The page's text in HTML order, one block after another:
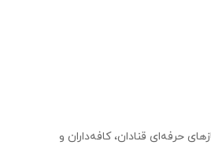
حرفه‌ای قنادان، کافه‌داران و